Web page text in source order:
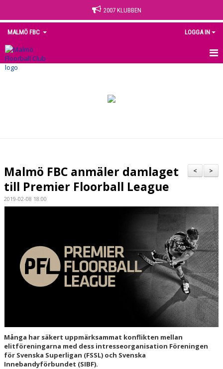
2007 KLUBBEN
MALMÖ FBC LOGGA IN
HEM
MEDLEM
MATCHER
>
<
Malmö FBC anmäler damlaget
till Premier Floorball League
2019-02-08 18:00
Många har säkert uppmärksammat konflikten mellan
elitföreningarna med dess intresseorganisation Föreningen
för Svenska Superligan (FSSL) och Svenska
Innebandyförbundet (SIBF).